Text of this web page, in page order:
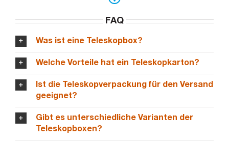
FAQ
Was ist eine Teleskopbox?
Welche Vorteile hat ein Teleskopkarton?
Ist die Teleskopverpackung für den Versand
geeignet?
Gibt es unterschiedliche Varianten der
Teleskopboxen?